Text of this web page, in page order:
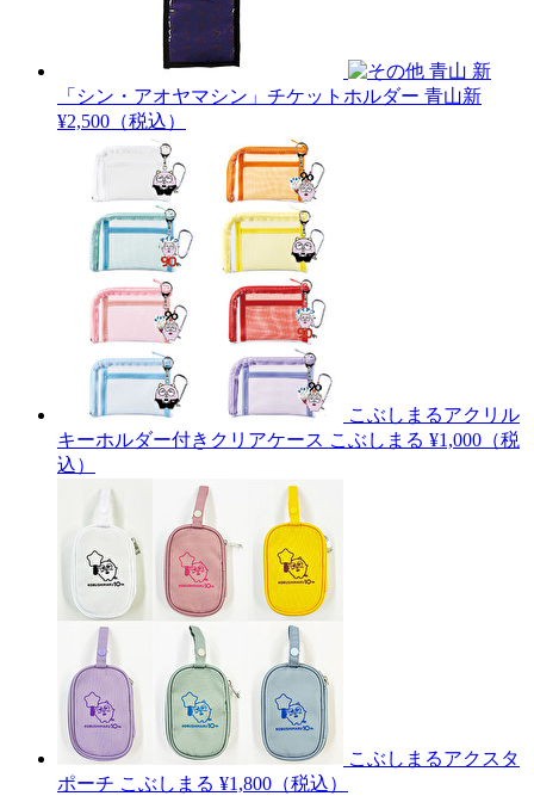
青山 新
「シン・アオヤマシン」チケットホルダー 青山新
¥2,500（税込）
こぶしまるアクリル
キーホルダー付きクリアケース こぶしまる ¥1,000（税
込）
こぶしまるアクスタ
ポーチ こぶしまる ¥1,800（税込）